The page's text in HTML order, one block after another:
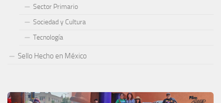
Sector Primario
Sociedad y Cultura
Tecnología
Sello Hecho en México